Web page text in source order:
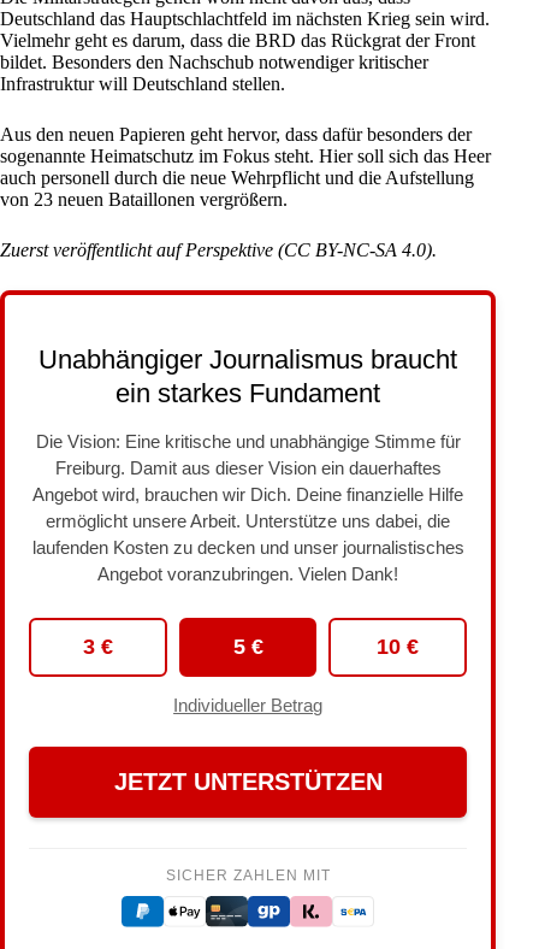
Deutschland das Hauptschlachtfeld im nächsten Krieg sein wird.
Vielmehr geht es darum, dass die BRD das Rückgrat der Front
bildet. Besonders den Nachschub notwendiger kritischer
Infrastruktur will Deutschland stellen.
Aus den neuen Papieren geht hervor, dass dafür besonders der
sogenannte Heimatschutz im Fokus steht. Hier soll sich das Heer
auch personell durch die neue Wehrpflicht und die Aufstellung
von 23 neuen Bataillonen vergrößern.
Zuerst veröffentlicht aufPerspektive (CC BY-NC-SA 4.0).
Unabhängiger Journalismus braucht
ein starkes Fundament
Die Vision: Eine kritische und unabhängige Stimme für
Freiburg. Damit aus dieser Vision ein dauerhaftes
Angebot wird, brauchen wir Dich. Deine finanzielle Hilfe
ermöglicht unsere Arbeit. Unterstütze uns dabei, die
laufenden Kosten zu decken und unser journalistisches
Angebot voranzubringen. Vielen Dank!
3 € 5 € 10 €
Individueller Betrag
JETZT UNTERSTÜTZEN
SICHER ZAHLEN MIT